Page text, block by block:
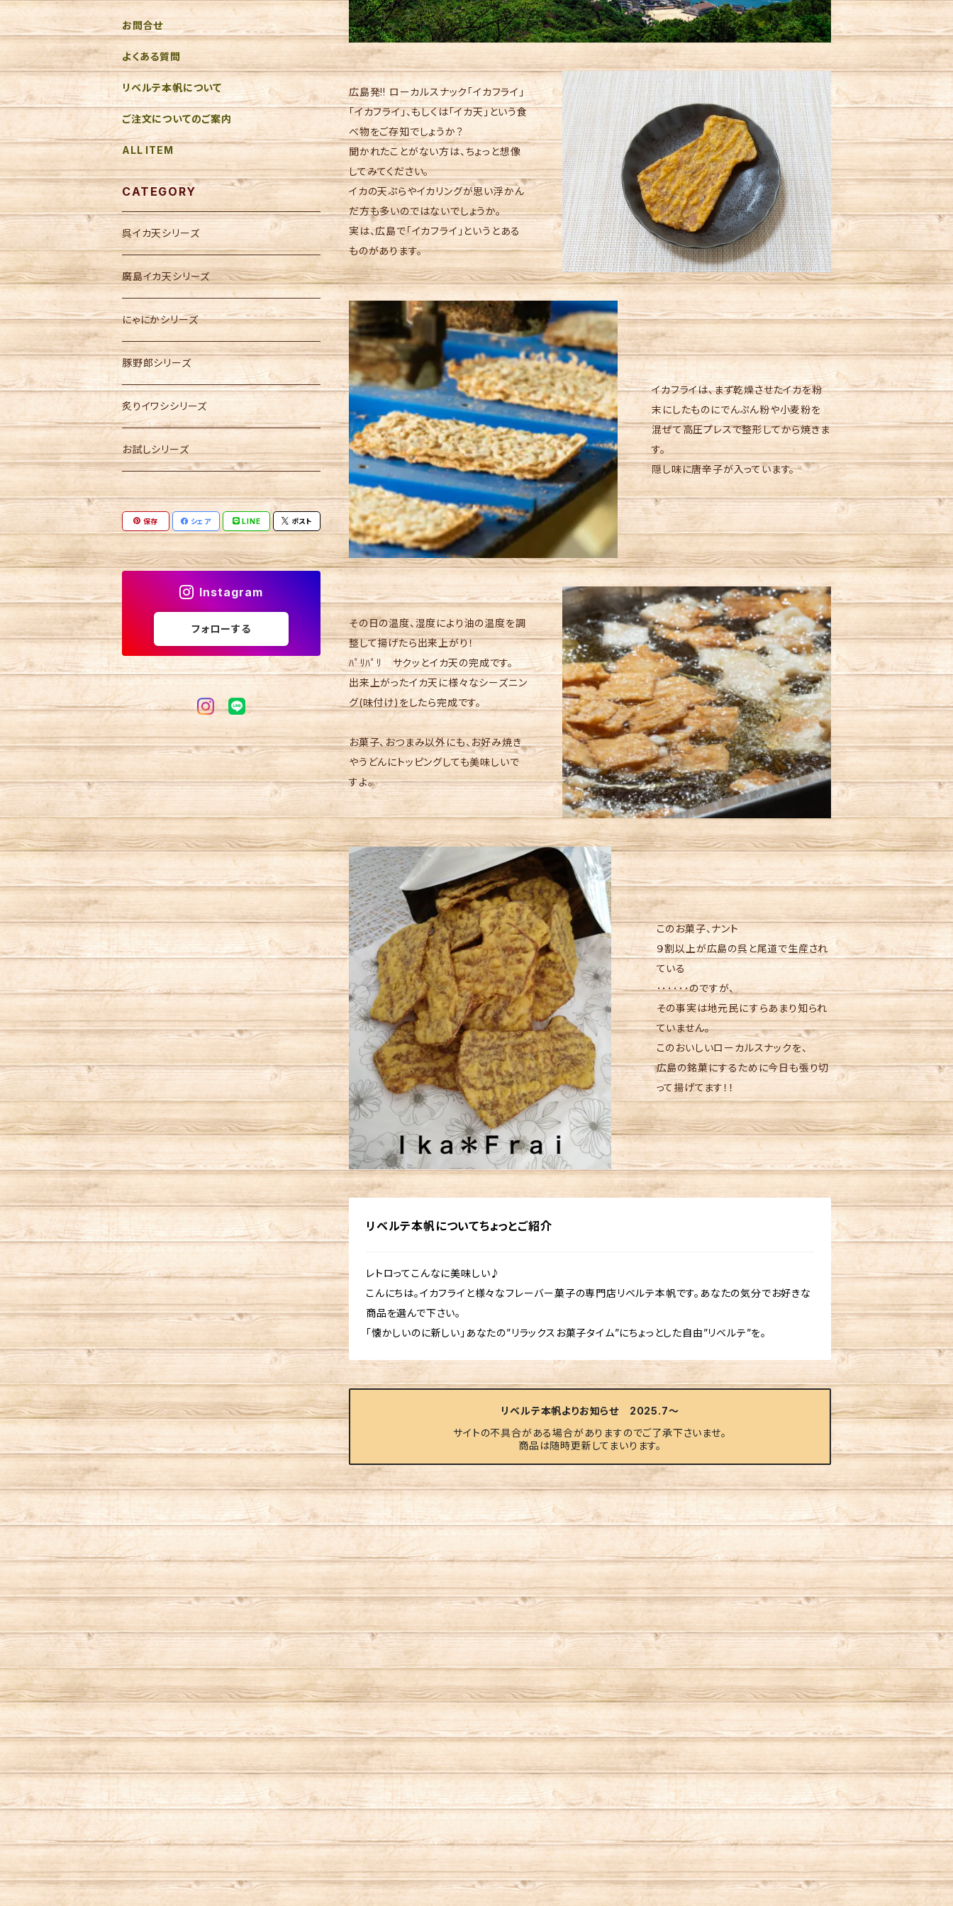
広島発!! ローカルスナック「イカフライ」
「イカフライ」、もしくは「イカ天」という食
べ物をご存知でしょうか？
聞かれたことがない方は、ちょっと想像
してみてください。
イカの天ぷらやイカリングが思い浮かん
だ方も多いのではないでしょうか。
実は、広島で「イカフライ」というとある
ものがあります。
イカフライは、まず乾燥させたイカを粉
末にしたものにでんぷん粉や小麦粉を
混ぜて高圧プレスで整形してから焼きま
す。
隠し味に唐辛子が入っています。
その日の温度、湿度により油の温度を調
整して揚げたら出来上がり！
ﾊﾟﾘﾊﾟﾘ サクッとイカ天の完成です。
出来上がったイカ天に様々なシーズニン
グ(味付け)をしたら完成です。
お菓子、おつまみ以外にも、お好み焼き
やうどんにトッピングしても美味しいで
すよ。
このお菓子、ナント
９割以上が広島の呉と尾道で生産され
ている
･･････のですが、
その事実は地元民にすらあまり知られ
ていません。
このおいしいローカルスナックを、
広島の銘菓にするために今日も張り切
って揚げてます！！
リベルテ本帆についてちょっとご紹介
レトロってこんなに美味しい♪
こんにちは。イカフライと様々なフレーバー菓子の専門店リベルテ本帆です。あなたの気分でお好きな
商品を選んで下さい。
「懐かしいのに新しい」あなたの”リラックスお菓子タイム”にちょっとした自由”リベルテ”を。
リベルテ本帆よりお知らせ 2025.7～
サイトの不具合がある場合がありますのでご了承下さいませ。
商品は随時更新してまいります。
お問合せ
よくある質問
リベルテ本帆について
ご注文についてのご案内
ALL ITEM
CATEGORY
呉イカ天シリーズ
廣島イカ天シリーズ
にゃにかシリーズ
豚野郎シリーズ
炙りイワシシリーズ
お試しシリーズ
保存 シェア LINE ポスト
Instagram
フォローする